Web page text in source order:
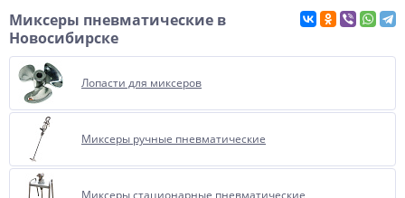
Миксеры пневматические в
Новосибирске
Лопасти для миксеров
Миксеры ручные пневматические
Миксеры стационарные пневматические